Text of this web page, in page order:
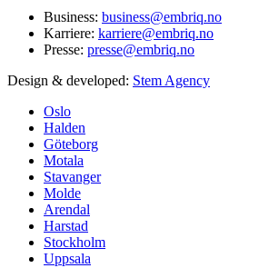
Business: business@embriq.no
Karriere: karriere@embriq.no
Presse: presse@embriq.no
Design & developed: Stem Agency
Oslo
Halden
Göteborg
Motala
Stavanger
Molde
Arendal
Harstad
Stockholm
Uppsala